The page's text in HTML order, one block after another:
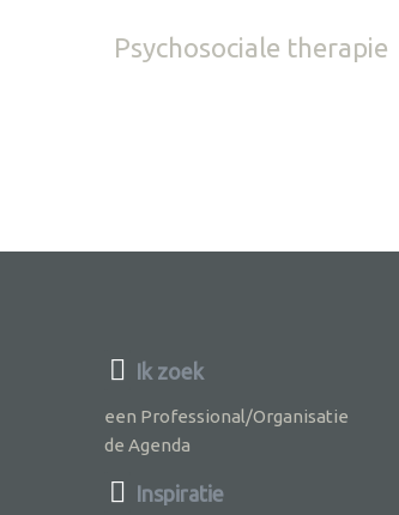
Psychosociale therapie
Ik zoek
een Professional/Organisatie
de Agenda
Inspiratie